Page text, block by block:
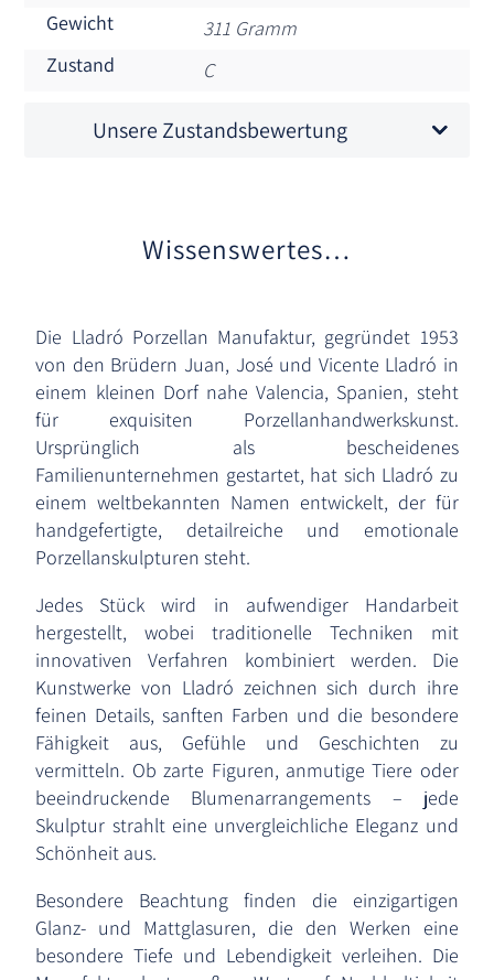
Gewicht
311 Gramm
Zustand
C
Unsere Zustandsbewertung
Wissenswertes…
Die Lladró Porzellan Manufaktur, gegründet 1953
von den Brüdern Juan, José und Vicente Lladró in
einem kleinen Dorf nahe Valencia, Spanien, steht
für exquisiten Porzellanhandwerkskunst.
Ursprünglich als bescheidenes
Familienunternehmen gestartet, hat sich Lladró zu
einem weltbekannten Namen entwickelt, der für
handgefertigte, detailreiche und emotionale
Porzellanskulpturen steht.
Jedes Stück wird in aufwendiger Handarbeit
hergestellt, wobei traditionelle Techniken mit
innovativen Verfahren kombiniert werden. Die
Kunstwerke von Lladró zeichnen sich durch ihre
feinen Details, sanften Farben und die besondere
Fähigkeit aus, Gefühle und Geschichten zu
vermitteln. Ob zarte Figuren, anmutige Tiere oder
beeindruckende Blumenarrangements – jede
Skulptur strahlt eine unvergleichliche Eleganz und
Schönheit aus.
Besondere Beachtung finden die einzigartigen
Glanz- und Mattglasuren, die den Werken eine
besondere Tiefe und Lebendigkeit verleihen. Die